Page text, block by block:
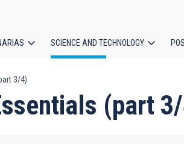
SCIENCE AND TECHNOLOGY
3/4)
(part